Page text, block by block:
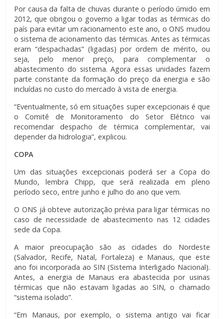
Por causa da falta de chuvas durante o período úmido em
2012, que obrigou o governo a ligar todas as térmicas do
país para evitar um racionamento este ano, o ONS mudou
o sistema de acionamento das térmicas. Antes as térmicas
eram “despachadas” (ligadas) por ordem de mérito, ou
seja, pelo menor preço, para complementar o
abastecimento do sistema. Agora essas unidades fazem
parte constante da formação do preço da energia e são
incluídas no custo do mercado à vista de energia.
“Eventualmente, só em situações super excepcionais é que
o Comitê de Monitoramento do Setor Elétrico vai
recomendar despacho de térmica complementar, vai
depender da hidrologia”, explicou.
COPA
Um das situações excepcionais poderá ser a Copa do
Mundo, lembra Chipp, que será realizada em pleno
período seco, entre junho e julho do ano que vem.
O ONS já obteve autorização prévia para ligar térmicas no
caso de necessidade de abastecimento nas 12 cidades
sede da Copa.
A maior preocupação são as cidades do Nordeste
(Salvador, Recife, Natal, Fortaleza) e Manaus, que este
ano foi incorporada ao SIN (Sistema Interligado Nacional).
Antes, a energia de Manaus era abastecida por usinas
térmicas que não estavam ligadas ao SIN, o chamado
“sistema isolado”.
“Em Manaus, por exemplo, o sistema antigo vai ficar